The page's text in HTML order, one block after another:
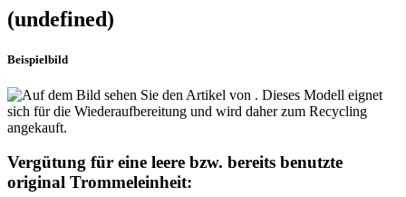
(undefined)
Beispielbild
Vergütung für eine leere bzw. bereits benutzte
original Trommeleinheit: